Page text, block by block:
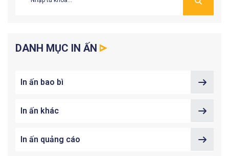
DANH MỤC IN ẤN
In ấn bao bì
In ấn khác
In ấn quảng cáo